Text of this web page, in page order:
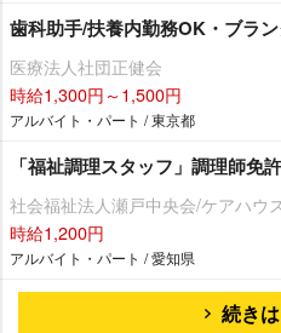
歯科助手/扶養内勤務OK・ブラ
医療法人社団正健会
時給1,300円～1,500円
アルバイト・パート / 東京都
「福祉調理スタッフ」調理師免
社会福祉法人瀬戸中央会/ケアハウ
時給1,200円
アルバイト・パート / 愛知県
続き